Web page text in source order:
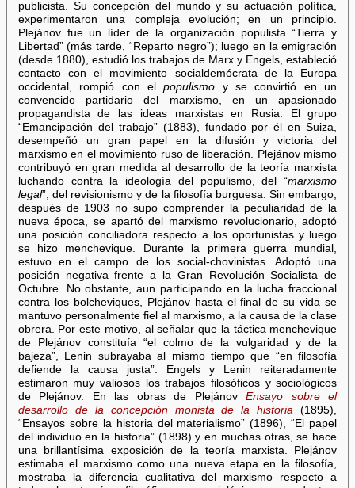
publicista. Su concepción del mundo y su actuación política,
experimentaron una compleja evolución; en un principio.
Plejánov fue un líder de la organización populista “Tierra y
Libertad” (más tarde, “Reparto negro”); luego en la emigración
(desde 1880), estudió los trabajos de Marx y Engels, estableció
contacto con el movimiento socialdemócrata de la Europa
occidental, rompió con elpopulismo y se convirtió en un
convencido partidario del marxismo, en un apasionado
propagandista de las ideas marxistas en Rusia. El grupo
“Emancipación del trabajo” (1883), fundado por él en Suiza,
desempeñó un gran papel en la difusión y victoria del
marxismo en el movimiento ruso de liberación. Plejánov mismo
contribuyó en gran medida al desarrollo de la teoría marxista
luchando contra la ideología del populismo, del “marxismo
legal”, del revisionismo y de la filosofía burguesa. Sin embargo,
después de 1903 no supo comprender la peculiaridad de la
nueva época, se apartó del marxismo revolucionario, adoptó
una posición conciliadora respecto a los oportunistas y luego
se hizo menchevique. Durante la primera guerra mundial,
estuvo en el campo de los social-chovinistas. Adoptó una
posición negativa frente a la Gran Revolución Socialista de
Octubre. No obstante, aun participando en la lucha fraccional
contra los bolcheviques, Plejánov hasta el final de su vida se
mantuvo personalmente fiel al marxismo, a la causa de la clase
obrera. Por este motivo, al señalar que la táctica menchevique
de Plejánov constituía “el colmo de la vulgaridad y de la
bajeza”, Lenin subrayaba al mismo tiempo que “en filosofía
defiende la causa justa”. Engels y Lenin reiteradamente
estimaron muy valiosos los trabajos filosóficos y sociológicos
de Plejánov. En las obras de PlejánovEnsayo sobre el
desarrollo de la concepción monista de la historia (1895),
“Ensayos sobre la historia del materialismo” (1896), “El papel
del individuo en la historia” (1898) y en muchas otras, se hace
una brillantísima exposición de la teoría marxista. Plejánov
estimaba el marxismo como una nueva etapa en la filosofía,
mostraba la diferencia cualitativa del marxismo respecto a